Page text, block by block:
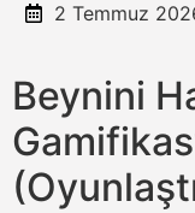
2 Temmuz
Beynini